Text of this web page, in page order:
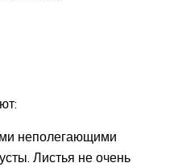
неполегающими
Листья не очень